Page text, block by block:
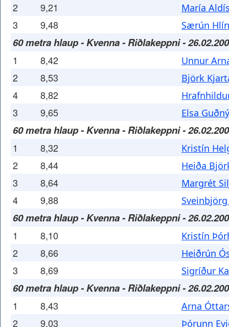
2 9,21 María
3 9,48 Særún
60 metra hlaup - Kvenna - Riðlakeppni -
1 8,42 Unnur
2 8,53 Björk
4 8,82
3 9,65 Elsa
60 metra hlaup - Kvenna - Riðlakeppni -
1 8,32 Kristín
2 8,44 Heiða
3 8,64 Margrét
4 9,88
60 metra hlaup - Kvenna - Riðlakeppni -
1 8,10 Kristín
2 8,66 Heiðrún
3 8,69 Sigríður
60 metra hlaup - Kvenna - Riðlakeppni -
1 8,43 Arna
2 9,03 Þórunn